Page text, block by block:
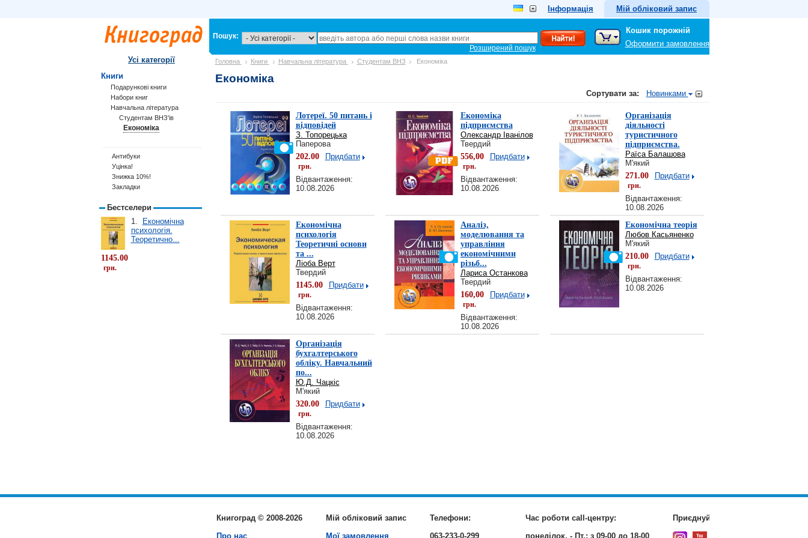
Інформація Мій обліковий запис
Пошук:
Розширений пошук
Кошик порожній
Оформити замовлення
Головна Книги Навчальна література Студентам ВНЗ Економіка
Економіка
Сортувати за: Новинками
Лотереї. 50 питань і
відповідей
З. Топорецька
Паперова
202.00
грн.
Придбати
Відвантаження:
10.08.2026
Економіка
підприємства
Олександр Іванілов
Твердий
556,00
грн.
Придбати
Відвантаження:
10.08.2026
Організація
діяльності
туристичного
підприємства.
Раїса Балашова
М'який
271.00
грн.
Придбати
Відвантаження:
10.08.2026
Економічна
психологія
Теоретичні основи
та ...
Ліоба Верт
Твердий
1145.00
грн.
Придбати
Відвантаження:
10.08.2026
Аналіз,
моделювання та
управління
економічними
різьб...
Лариса Останкова
Твердий
160,00
грн.
Придбати
Відвантаження:
10.08.2026
Економічна теорія
Любов Касьяненко
М'який
210.00
грн.
Придбати
Відвантаження:
10.08.2026
Організація
бухгалтерського
обліку. Навчальний
по...
Ю.Д. Чацкіс
М'який
320.00
грн.
Придбати
Відвантаження:
10.08.2026
Усі категорії
Книги
Подарункові книги
Набори книг
Навчальна література
Студентам ВНЗ'ів
Економіка
Антибуки
Уцінка!
Знижка 10%!
Закладки
Бестселери
1.
Економічна
психологія.
Теоретично...
1145.00
грн.
Книгоград © 2008-2026
Про нас
Мій обліковий запис
Мої замовлення
Телефони:
063-233-0-299
Час роботи call-центру:
понеділок. - Пт.: з 09-00 до 18-00
Приєднуйтесь до нас: